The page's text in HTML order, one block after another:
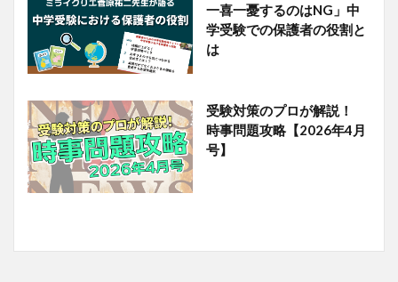
一喜一憂するのはNG」中
学受験での保護者の役割と
は
受験対策のプロが解説！
時事問題攻略【2026年4月
号】